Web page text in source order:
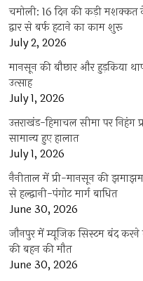
चमोली: 16 दिन की कड़ी
द्वार से बर्फ हटाने का काम शुरू
July 2, 2026
मानसून की बौछार और हुड़किया
उत्साह
July 1, 2026
उत्तराखंड-हिमाचल सीमा पर
सामान्य हुए हालात
July 1, 2026
नैनीताल में प्री-मानसून की
से हल्द्वानी-पंगोट मार्ग बाधित
June 30, 2026
जौनपुर में म्यूजिक सिस्टम बंद
की बहन की मौत
June 30, 2026